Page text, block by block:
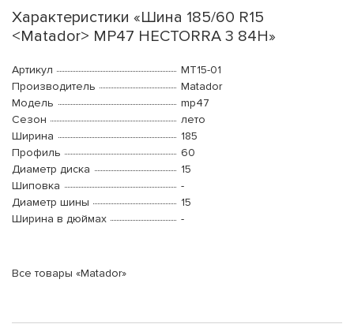
Характеристики «Шина 185/60 R15
<Matador> MP47 HECTORRA 3 84H»
Артикул
MT15-01
Производитель
Matador
Модель
mp47
Сезон
лето
Ширина
185
Профиль
60
Диаметр диска
15
Шиповка
-
Диаметр шины
15
Ширина в дюймах
-
Все товары «Matador»